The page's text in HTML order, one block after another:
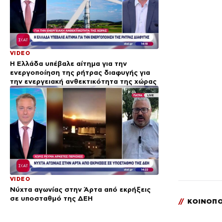
VIDEO
Η Ελλάδα υπέβαλε αίτημα για την
ενεργοποίηση της ρήτρας διαφυγής για
την ενεργειακή ανθεκτικότητα της χώρας
VIDEO
Νύχτα αγωνίας στην Άρτα από εκρήξεις
σε υποσταθμό της ΔΕΗ
//